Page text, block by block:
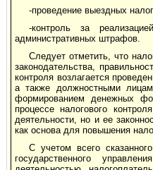
-проведение выездных
-контроль за
административных штрафов.
Следует отметить, что
законодательства,
контроля возлагается
а также должностными
формированием денежных
процессе налогового
деятельности, но и ее
как основа для повышения
С учетом всего
государственного